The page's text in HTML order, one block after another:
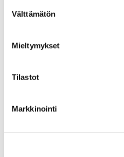
valinta
Välttämätön
Mieltymykset
Tilastot
Markkinointi
Viikonloppuna vietetään kesä-
Etelärannassa järjestetään
elokuuta kello 23.55–24.